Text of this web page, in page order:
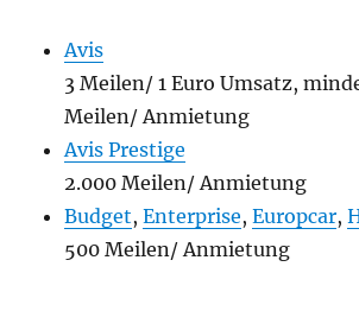
Avis
3 Meilen/ 1 Euro Umsatz,
Meilen/ Anmietung
Avis Prestige
2.000 Meilen/ Anmietung
Budget,Enterprise,Europcar,
500 Meilen/ Anmietung